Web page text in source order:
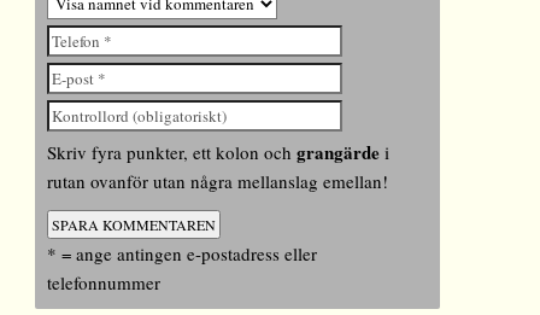
Skriv fyra punkter, ett kolon ochgrangärde i
rutan ovanför utan några mellanslag emellan!
* = ange antingen e-postadress eller
telefonnummer